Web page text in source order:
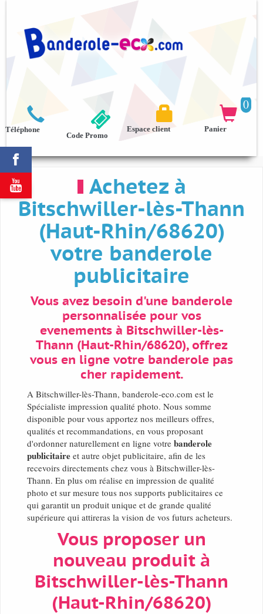



Téléphone
0

Panier

Espace client
Code Promo
Achetez à
Bitschwiller-lès-Thann
(Haut-Rhin/68620)
votre banderole
publicitaire
Vous avez besoin d'une banderole
personnalisée pour vos
evenements à Bitschwiller-lès-
Thann (Haut-Rhin/68620), offrez
vous en ligne votre banderole pas
cher rapidement.
A Bitschwiller-lès-Thann, banderole-eco.com est le
Spécialiste impression qualité photo. Nous somme
disponible pour vous apportez nos meilleurs offres,
qualités et recommandations, en vous proposant
d'ordonner naturellement en ligne votre banderole
publicitaire et autre objet publicitaire, afin de les
recevoirs directements chez vous à Bitschwiller-lès-
Thann. En plus om réalise en impression de qualité
photo et sur mesure tous nos supports publicitaires ce
qui garantit un produit unique et de grande qualité
supérieure qui attireras la vision de vos futurs acheteurs.
Vous proposer un
nouveau produit à
Bitschwiller-lès-Thann
(Haut-Rhin/68620)